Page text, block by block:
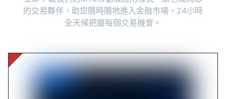
的交易夥伴，助您隨時隨地進入金融市場，24小時
全天候把握每個交易機會。